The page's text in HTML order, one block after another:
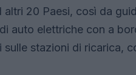
altri 20 Paesi, così da
auto elettriche con a
sulle stazioni di ricarica,